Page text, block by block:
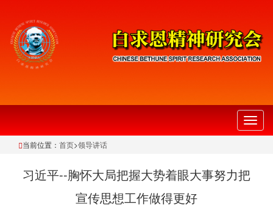
切
换
当前位置： 首页>领导讲话
习近平--胸怀大局把握大势着眼大事努力把
宣传思想工作做得更好